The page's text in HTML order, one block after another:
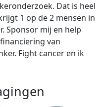
Dat is heel
1 op de 2 mensen in
Sponsor mij en help
van
Fight cancer en ik